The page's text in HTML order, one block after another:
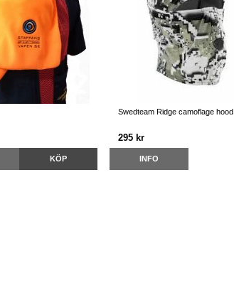
KÖP
Swedteam Ridge camoflage hood
295 kr
INFO